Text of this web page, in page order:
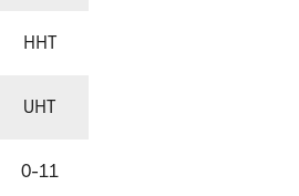
HHT
UHT
0-11